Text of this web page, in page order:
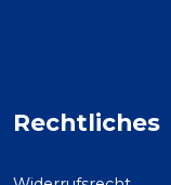
Rechtliches